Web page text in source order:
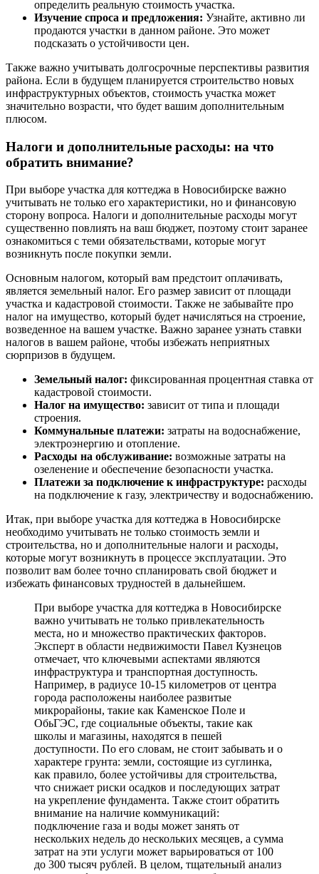
определить реальную стоимость участка.
Изучение спроса и предложения: Узнайте, активно ли
продаются участки в данном районе. Это может
подсказать о устойчивости цен.
Также важно учитывать долгосрочные перспективы развития
района. Если в будущем планируется строительство новых
инфраструктурных объектов, стоимость участка может
значительно возрасти, что будет вашим дополнительным
плюсом.
Налоги и дополнительные расходы: на что
обратить внимание?
При выборе участка для коттеджа в Новосибирске важно
учитывать не только его характеристики, но и финансовую
сторону вопроса. Налоги и дополнительные расходы могут
существенно повлиять на ваш бюджет, поэтому стоит заранее
ознакомиться с теми обязательствами, которые могут
возникнуть после покупки земли.
Основным налогом, который вам предстоит оплачивать,
является земельный налог. Его размер зависит от площади
участка и кадастровой стоимости. Также не забывайте про
налог на имущество, который будет начисляться на строение,
возведенное на вашем участке. Важно заранее узнать ставки
налогов в вашем районе, чтобы избежать неприятных
сюрпризов в будущем.
Земельный налог: фиксированная процентная ставка от
кадастровой стоимости.
Налог на имущество: зависит от типа и площади
строения.
Коммунальные платежи: затраты на водоснабжение,
электроэнергию и отопление.
Расходы на обслуживание: возможные затраты на
озеленение и обеспечение безопасности участка.
Платежи за подключение к инфраструктуре: расходы
на подключение к газу, электричеству и водоснабжению.
Итак, при выборе участка для коттеджа в Новосибирске
необходимо учитывать не только стоимость земли и
строительства, но и дополнительные налоги и расходы,
которые могут возникнуть в процессе эксплуатации. Это
позволит вам более точно спланировать свой бюджет и
избежать финансовых трудностей в дальнейшем.
При выборе участка для коттеджа в Новосибирске
важно учитывать не только привлекательность
места, но и множество практических факторов.
Эксперт в области недвижимости Павел Кузнецов
отмечает, что ключевыми аспектами являются
инфраструктура и транспортная доступность.
Например, в радиусе 10-15 километров от центра
города расположены наиболее развитые
микрорайоны, такие как Каменское Поле и
ОбьГЭС, где социальные объекты, такие как
школы и магазины, находятся в пешей
доступности. По его словам, не стоит забывать и о
характере грунта: земли, состоящие из суглинка,
как правило, более устойчивы для строительства,
что снижает риски осадков и последующих затрат
на укрепление фундамента. Также стоит обратить
внимание на наличие коммуникаций:
подключение газа и воды может занять от
нескольких недель до нескольких месяцев, а сумма
затрат на эти услуги может варьироваться от 100
до 300 тысяч рублей. В целом, тщательный анализ